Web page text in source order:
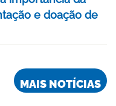
e doação de
MAIS NOTÍCIAS